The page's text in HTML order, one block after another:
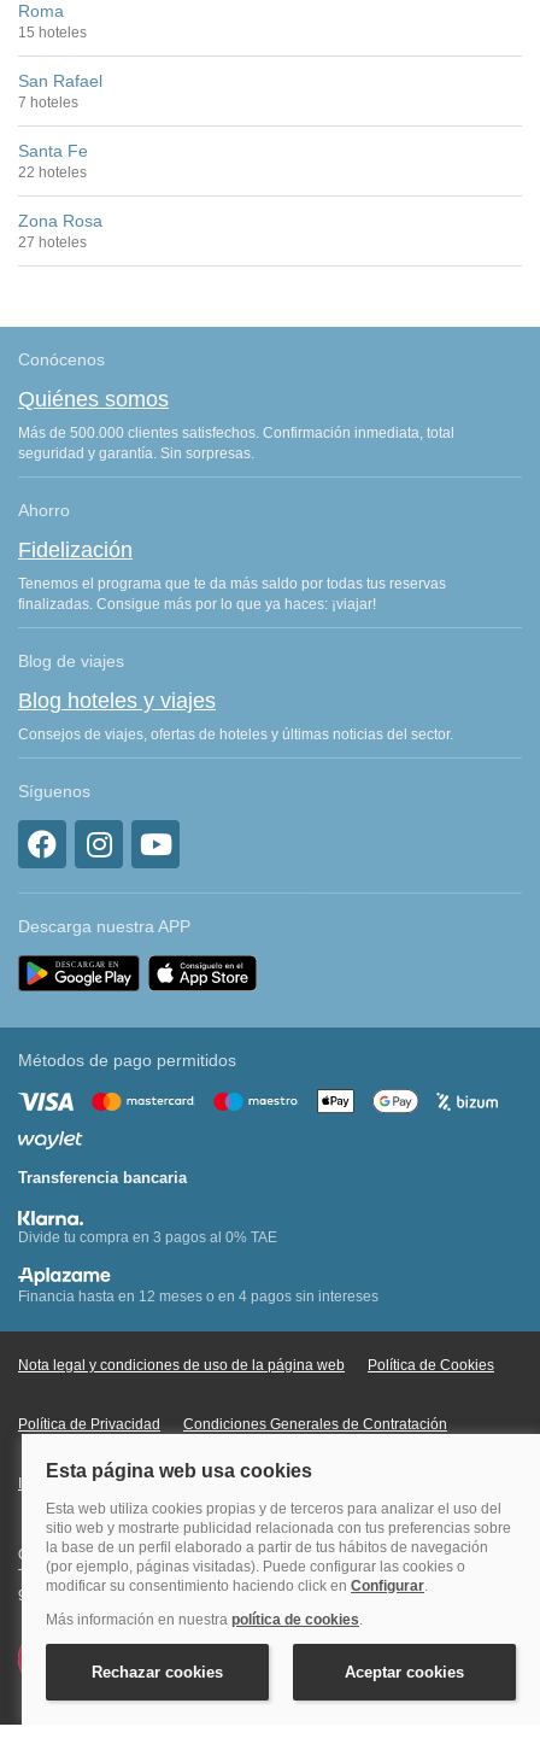
Roma
15 hoteles
San Rafael
7 hoteles
Santa Fe
22 hoteles
Zona Rosa
27 hoteles
Conócenos
Quiénes somos
Más de 500.000 clientes satisfechos. Confirmación inmediata, total
seguridad y garantía. Sin sorpresas.
Ahorro
Fidelización
Tenemos el programa que te da más saldo por todas tus reservas
finalizadas. Consigue más por lo que ya haces: ¡viajar!
Blog de viajes
Blog hoteles y viajes
Consejos de viajes, ofertas de hoteles y últimas noticias del sector.
Síguenos
Descarga nuestra APP
Métodos de pago permitidos
Transferencia bancaria
Divide tu compra en 3 pagos al 0% TAE
Financia hasta en 12 meses o en 4 pagos sin intereses
Nota legal y condiciones de uso de la página web Política de Cookies
Política de Privacidad Condiciones Generales de Contratación
Información Legal sobre Mercados en Línea
Quehoteles.com - Especialistas en hoteles © Copyright Veturis Travel S.A.
Todos los derechos reservados. Autorización nº I-AV0000879.4 Tel: +34
915759999